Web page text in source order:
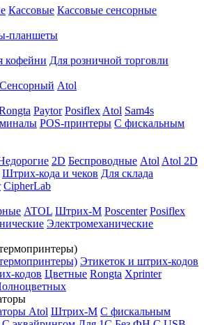
Кассовые Кассовые сенсорные
планшеты
кофейни Для розничной торговли
Сенсорный Atol
Paytor Posiflex Atol Sam4s
POS-принтеры С фискальным
2D Беспроводные Atol Atol 2D
Штрих-кода и чеков Для склада
CipherLab
ATOL Штрих-М Poscenter Posiflex
Электромеханические
Этикеток и штрих-кодов
кодов Цветные Rongta Xprinter
Atol Штрих-М С фискальным